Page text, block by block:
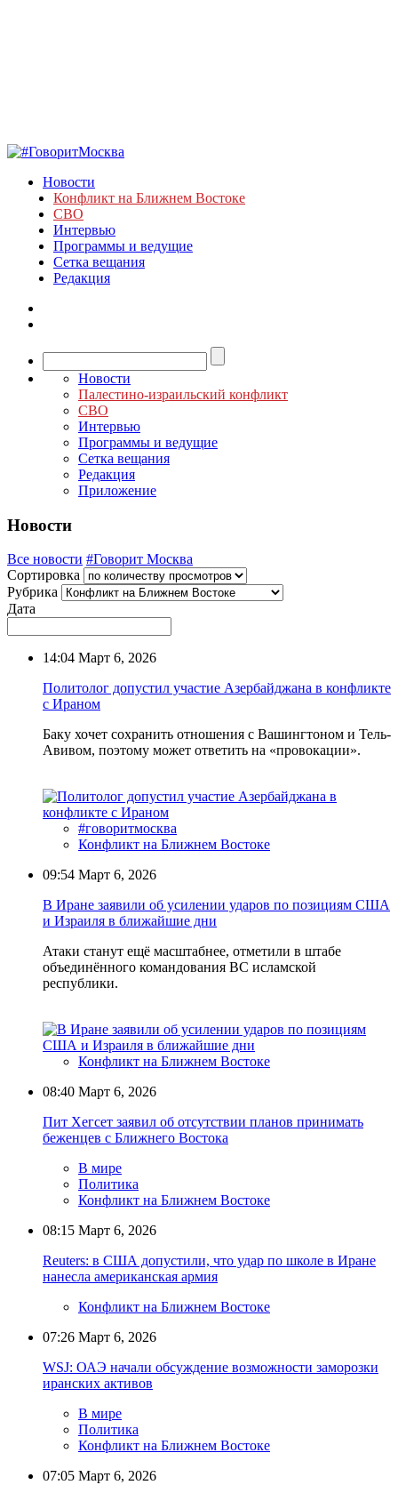
Новости
Конфликт на Ближнем Востоке
СВО
Интервью
Программы и ведущие
Сетка вещания
Редакция
Новости
Палестино-израильский конфликт
СВО
Интервью
Программы и ведущие
Сетка вещания
Редакция
Приложение
Новости
Все новости #Говорит Москва
Сортировка
Рубрика
Дата
14:04 Март 6, 2026
Политолог допустил участие Азербайджана в конфликте
с Ираном
Баку хочет сохранить отношения с Вашингтоном и Тель-
Авивом, поэтому может ответить на «провокации».
#говоритмосква
Конфликт на Ближнем Востоке
09:54 Март 6, 2026
В Иране заявили об усилении ударов по позициям США
и Израиля в ближайшие дни
Атаки станут ещё масштабнее, отметили в штабе
объединённого командования ВС исламской
республики.
Конфликт на Ближнем Востоке
08:40 Март 6, 2026
Пит Хегсет заявил об отсутствии планов принимать
беженцев с Ближнего Востока
В мире
Политика
Конфликт на Ближнем Востоке
08:15 Март 6, 2026
Reuters: в США допустили, что удар по школе в Иране
нанесла американская армия
Конфликт на Ближнем Востоке
07:26 Март 6, 2026
WSJ: ОАЭ начали обсуждение возможности заморозки
иранских активов
В мире
Политика
Конфликт на Ближнем Востоке
07:05 Март 6, 2026